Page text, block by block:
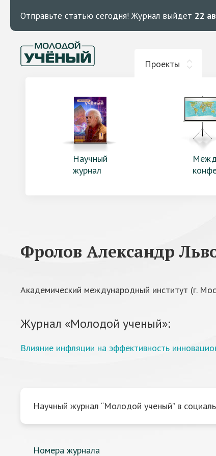
Отправьте статью сегодня! Журнал выйдет 22
Проекты
Научный
журнал
Фролов Александр
Академический международный институт (г.
Журнал «Молодой ученый»:
Влияние инфляции на эффективность
Научный журнал “Молодой ученый” в
Номера журнала